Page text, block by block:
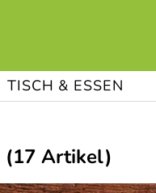
TISCH & ESSEN
(17 Artikel)